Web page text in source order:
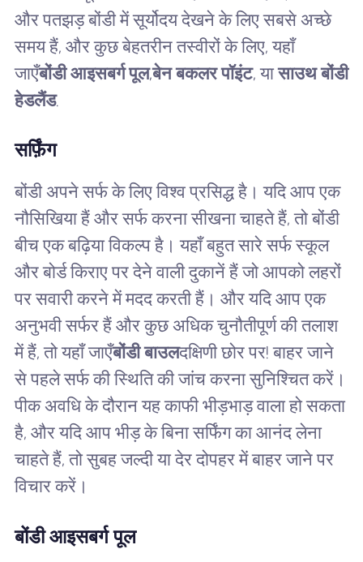
और पतझड़ बोंडी में सूर्योदय देखने के लिए सबसे अच्छे
समय हैं, और कुछ बेहतरीन तस्वीरों के लिए, यहाँ
जाएँबोंडी आइसबर्ग पूल,बेन बकलर पॉइंट, यासाउथ बोंडी
हेडलैंड.
सर्फ़िंग
बोंडी अपने सर्फ के लिए विश्व प्रसिद्ध है। यदि आप एक
नौसिखिया हैं और सर्फ करना सीखना चाहते हैं, तो बोंडी
बीच एक बढ़िया विकल्प है। यहाँ बहुत सारे सर्फ स्कूल
और बोर्ड किराए पर देने वाली दुकानें हैं जो आपको लहरों
पर सवारी करने में मदद करती हैं। और यदि आप एक
अनुभवी सर्फर हैं और कुछ अधिक चुनौतीपूर्ण की तलाश
में हैं, तो यहाँ जाएँबोंडी बाउलदक्षिणी छोर पर! बाहर जाने
से पहले सर्फ की स्थिति की जांच करना सुनिश्चित करें।
पीक अवधि के दौरान यह काफी भीड़भाड़ वाला हो सकता
है, और यदि आप भीड़ के बिना सर्फिंग का आनंद लेना
चाहते हैं, तो सुबह जल्दी या देर दोपहर में बाहर जाने पर
विचार करें।
बोंडी आइसबर्ग पूल